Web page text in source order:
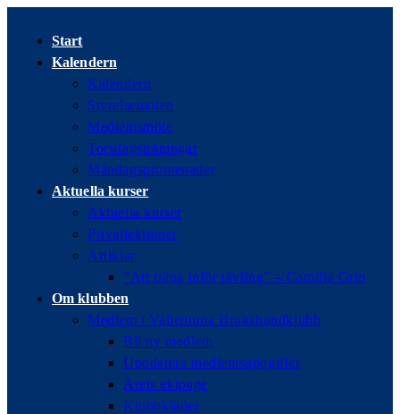
innehållet
Start
Kalendern
Kalendern
Styrelsemöten
Medlemsmöte
Torsdagsträningar
Måndagspromenader
Aktuella kurser
Aktuella kurser
Privatlektioner
Artiklar
”Att träna inför tävling” – Camilla Grip
Om klubben
Medlem i Vallentuna Brukshundklubb
Bli ny medlem
Uppdatera medlemsuppgifter
Årets ekipage
Klubbkläder